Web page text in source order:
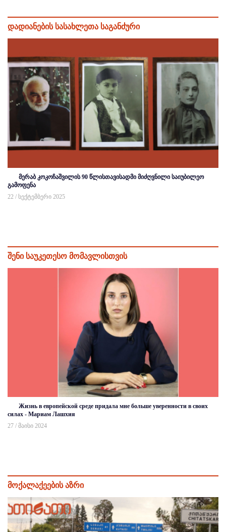
დადიანების სასახლეთა საგანძური
მერაბ კოკოჩაშვილის 90 წლისთავისადმი მიძღვნილი საიუბილეო
გამოფენა
22 / სექტემბერი 2025
შენი საუკეთესო მომავლისთვის
Жизнь в европейской среде придала мне больше уверенности в своих
силах - Мариам Лашхия
27 / მაისი 2024
მოქალაქეების აზრი